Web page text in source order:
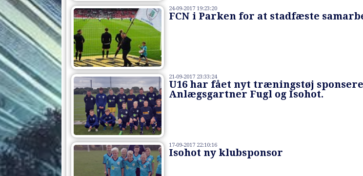
24-09-2017 19:23:20
FCN i Parken for at stadfæste
21-09-2017 23:33:24
U16 har fået nyt træningstøj
Anlægsgartner Fugl og Isohot.
17-09-2017 22:10:16
Isohot ny klubsponsor